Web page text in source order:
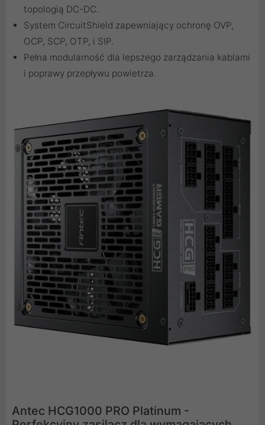
topologią DC-DC.
System CircuitShield zapewniający ochronę OVP,
OCP, SCP, OTP, i SIP.
Pełna modularność dla lepszego zarządzania kablami
i poprawy przepływu powietrza.
Antec HCG1000 PRO Platinum -